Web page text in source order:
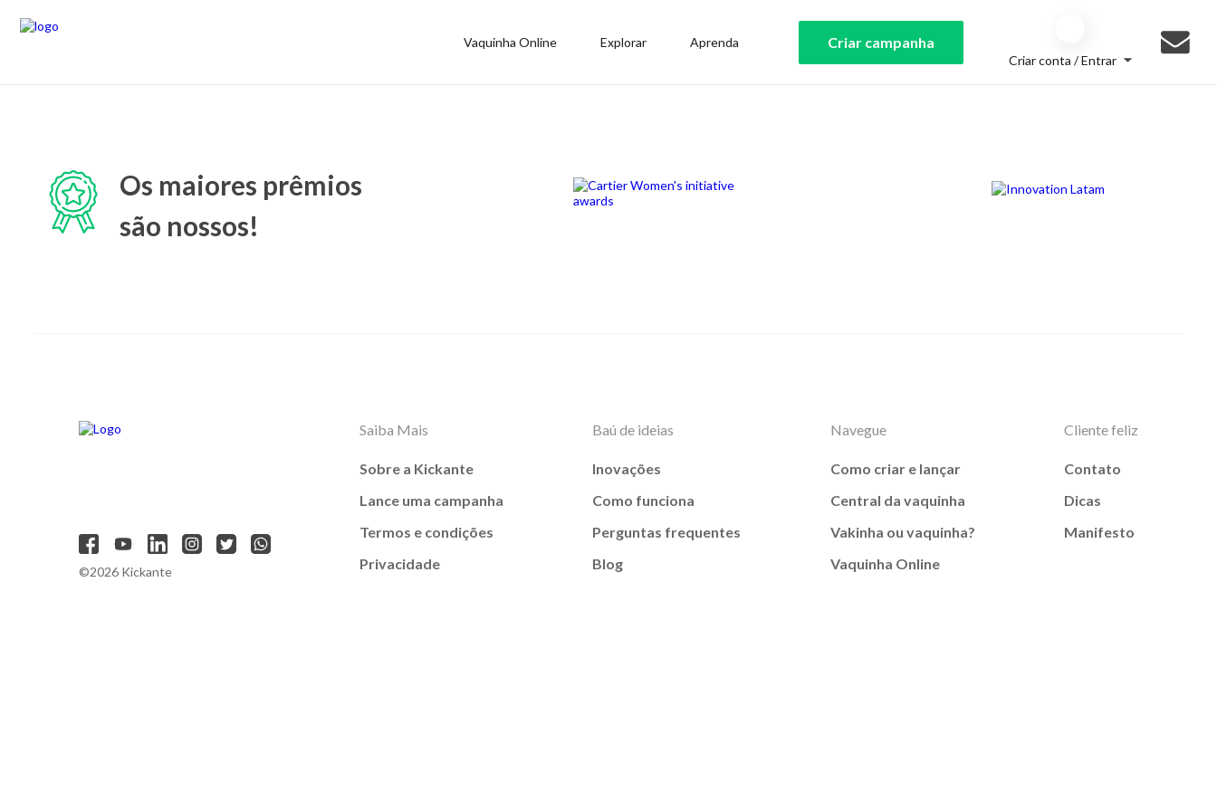
Vaquinha Online Explorar Aprenda Criar campanha
Criar conta / Entrar
Os maiores prêmios
são nossos!
©2026 Kickante
Saiba Mais
Sobre a Kickante
Lance uma campanha
Termos e condições
Privacidade
Baú de ideias
Inovações
Como funciona
Perguntas frequentes
Blog
Navegue
Como criar e lançar
Central da vaquinha
Vakinha ou vaquinha?
Vaquinha Online
Cliente feliz
Contato
Dicas
Manifesto